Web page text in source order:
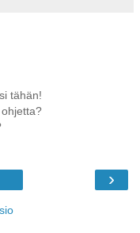
tähän!
›